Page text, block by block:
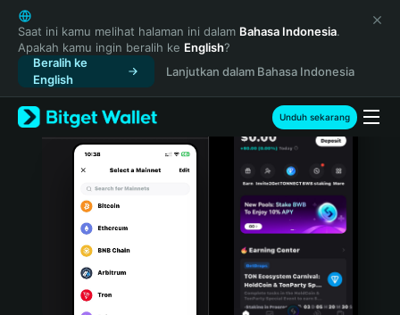
English
日本語
Tiếng Việt
Русский
Español (Latinoamérica)
Türkçe
Italiano
Português (Portugal)
Bahasa Indonesia
Saat ini kamu melihat halaman ini dalam Bahasa Indonesia.
Apakah kamu ingin beralih ke English?
Beralih ke
English
Lanjutkan dalam Bahasa Indonesia
Unduh sekarang